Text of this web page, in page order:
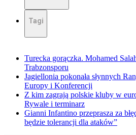
Tagi
Turecka gorączka. Mohamed
Trabzonsporu
Jagiellonia pokonała słynnych
Europy i Konferencji
Z kim zagrają polskie kluby w
Rywale i terminarz
Gianni Infantino przeprasza za
będzie tolerancji dla ataków”